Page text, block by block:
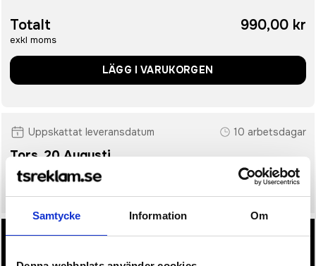
Samtycke Information Om
Totalt
exkl moms
990,00 kr
LÄGG I VARUKORGEN
Uppskattat leveransdatum 10 arbetsdagar
Tors. 20 Augusti
• Snabbare leverans? Ange önskat leveransdatum i kassan.
innan beställningen blir bindande.